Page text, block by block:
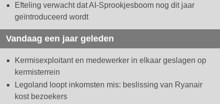
Efteling verwacht dat AI-Sprookjesboom nog dit jaar
geïntroduceerd wordt
Vandaag een jaar geleden
Kermisexploitant en medewerker in elkaar geslagen op
kermisterrein
Legoland loopt inkomsten mis: beslissing van Ryanair
kost bezoekers